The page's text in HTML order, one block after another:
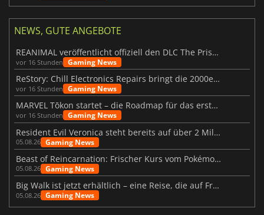
NEWS, GUTE ANGEBOTE
REANIMAL veröffentlicht offiziell den DLC The Prisoner
vor 16 Stunden Gaming News
ReStory: Chill Electronics Repairs bringt die 2000er zurück
vor 16 Stunden Gaming News
MARVEL Tōkon startet – die Roadmap für das erste Jahr wurde vorgestellt
vor 16 Stunden Gaming News
Resident Evil Veronica steht bereits auf über 2 Millionen Wunschlisten
05.08.26 Gaming News
Beast of Reincarnation: Frischer Kurs vom Pokémon-Studio
05.08.26 Gaming News
Big Walk ist jetzt erhältlich – eine Reise, die auf Freundschaft basiert
05.08.26 Gaming News